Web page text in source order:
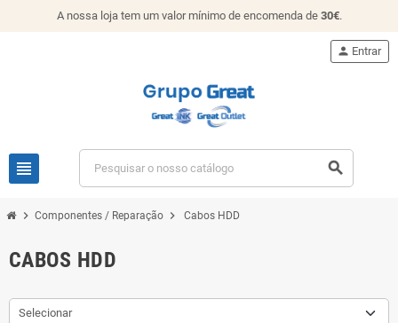
A nossa loja tem um valor mínimo de encomenda de 30€.
view_headline search
person Entrar
chevron_right Componentes / Reparação chevron_right Cabos HDD
CABOS HDD
Selecionar